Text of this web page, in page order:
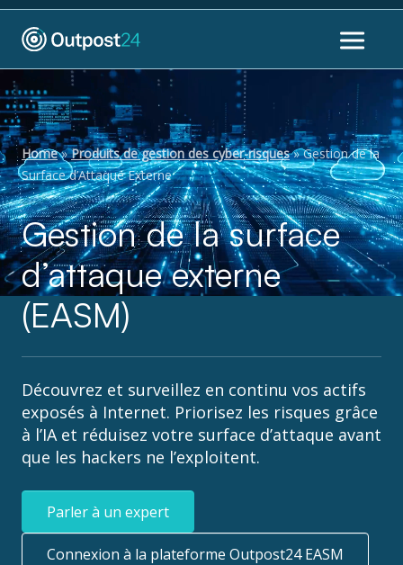
Home»Produits de gestion des cyber-risques»Gestion de la
Surface d’Attaque Externe
Gestion de la surface
d’attaque externe
(EASM)
Découvrez et surveillez en continu vos actifs
exposés à Internet. Priorisez les risques grâce
à l’IA et réduisez votre surface d’attaque avant
que les hackers ne l’exploitent.
Parler à un expert
Connexion à la plateforme Outpost24 EASM